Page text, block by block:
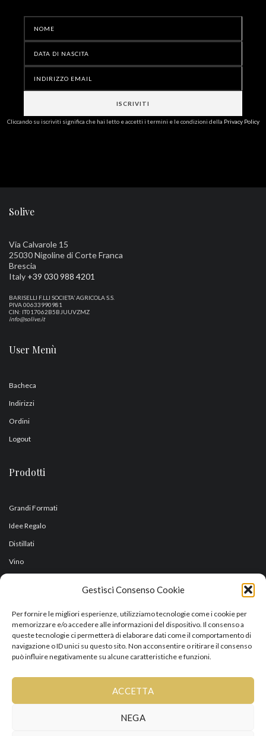
Gestisci Consenso Cookie
Per fornire le migliori esperienze, utilizziamo tecnologie come i cookie per
memorizzare e/o accedere alle informazioni del dispositivo. Il consenso a
queste tecnologie ci permetterà di elaborare dati come il comportamento di
navigazione o ID unici su questo sito. Non acconsentire o ritirare il consenso
può influire negativamente su alcune caratteristiche e funzioni.
ACCETTA
NEGA
Cliccando su iscriviti significa che hai letto e accetti i termini e le condizioni della Privacy Policy
Solive
Via Calvarole 15
25030 Nigoline di Corte Franca
Brescia
Italy +39 030 988 4201
BARISELLI F.LLI SOCIETA’ AGRICOLA S.S.
PIVA 00633990981
CIN: IT017062B5BJUUVZMZ
info@solive.it
User Menù
Bacheca
Indirizzi
Ordini
Logout
Prodotti
Grandi Formati
Idee Regalo
Distillati
Vino
Orari
RISTORANTE
Chiuso Lunedì sera e Martedì tutto il giorno.
UFFICI-VINERIA